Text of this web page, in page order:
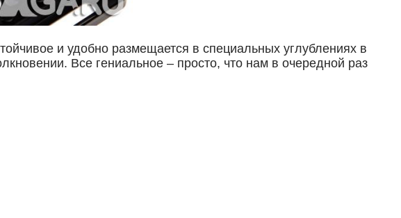
и удобно размещается в специальных углублениях в
Все гениальное – просто, что нам в очередной раз